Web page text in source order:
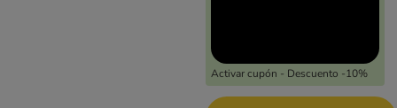
Activar cupón - Descuento -10%